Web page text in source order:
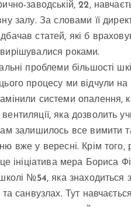
заводській, 22,
залу. За словами її
статей, які б
роками.
проблеми більшості
процесу ми відчули
системи опалення,
яка дозволить
залишилось все вимити
вже у вересні. Крім
ініціатива мера Бориса
школі №54, яка
санвузлах. Тут навчається